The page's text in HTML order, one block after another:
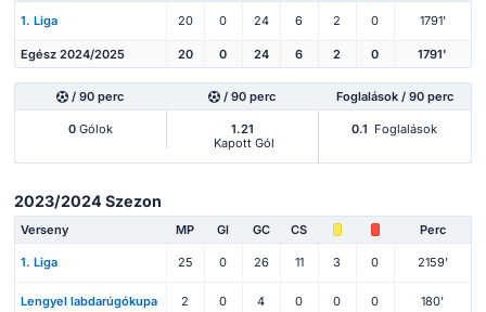
1. Liga 20 0 24 6 2 0 1791'
Egész 2024/2025 20 0 24 6 2 0 1791'
/ 90 perc / 90 perc Foglalások / 90 perc
0Gólok
1.21
Kapott Gól
0.1 Foglalások
2023/2024 Szezon
Verseny MP Gl GC CS Perc
1. Liga 25 0 26 11 3 0 2159'
Lengyel labdarúgókupa 2 0 4 0 0 0 180'